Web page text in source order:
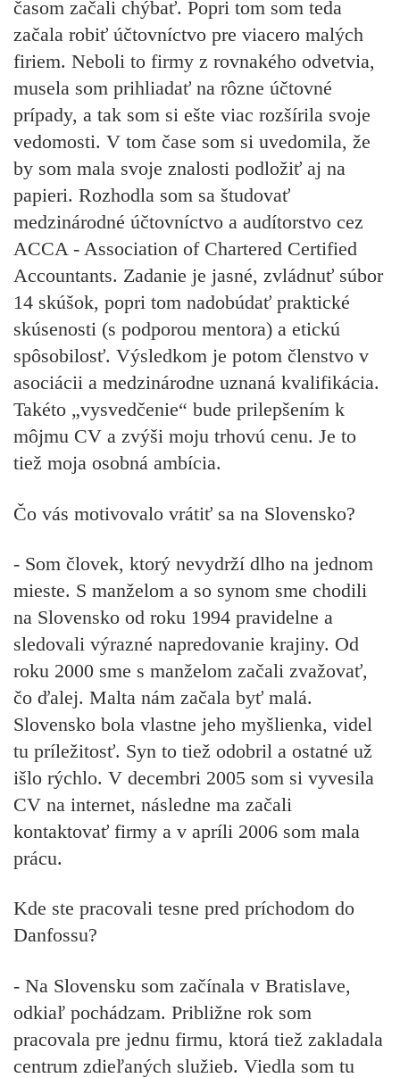
časom začali chýbať. Popri tom som teda
začala robiť účtovníctvo pre viacero malých
firiem. Neboli to firmy z rovnakého odvetvia,
musela som prihliadať na rôzne účtovné
prípady, a tak som si ešte viac rozšírila svoje
vedomosti. V tom čase som si uvedomila, že
by som mala svoje znalosti podložiť aj na
papieri. Rozhodla som sa študovať
medzinárodné účtovníctvo a audítorstvo cez
ACCA - Association of Chartered Certified
Accountants. Zadanie je jasné, zvládnuť súbor
14 skúšok, popri tom nadobúdať praktické
skúsenosti (s podporou mentora) a etickú
spôsobilosť. Výsledkom je potom členstvo v
asociácii a medzinárodne uznaná kvalifikácia.
Takéto „vysvedčenie“ bude prilepšením k
môjmu CV a zvýši moju trhovú cenu. Je to
tiež moja osobná ambícia.
Čo vás motivovalo vrátiť sa na Slovensko?
- Som človek, ktorý nevydrží dlho na jednom
mieste. S manželom a so synom sme chodili
na Slovensko od roku 1994 pravidelne a
sledovali výrazné napredovanie krajiny. Od
roku 2000 sme s manželom začali zvažovať,
čo ďalej. Malta nám začala byť malá.
Slovensko bola vlastne jeho myšlienka, videl
tu príležitosť. Syn to tiež odobril a ostatné už
išlo rýchlo. V decembri 2005 som si vyvesila
CV na internet, následne ma začali
kontaktovať firmy a v apríli 2006 som mala
prácu.
Kde ste pracovali tesne pred príchodom do
Danfossu?
- Na Slovensku som začínala v Bratislave,
odkiaľ pochádzam. Približne rok som
pracovala pre jednu firmu, ktorá tiež zakladala
centrum zdieľaných služieb. Viedla som tu